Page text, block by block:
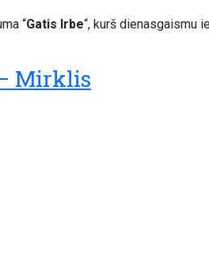
“Gatis Irbe“, kurš dienasgaismu
Mirklis